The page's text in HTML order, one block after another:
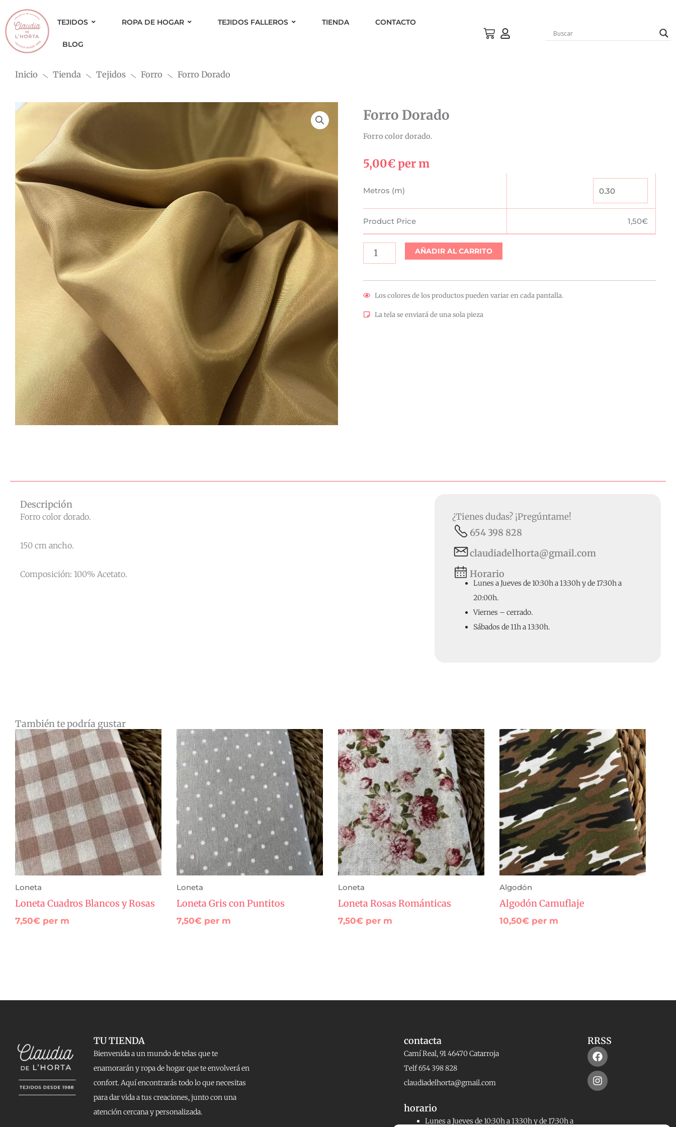
al
contenido
TEJIDOS ROPA DE HOGAR TEJIDOS FALLEROS TIENDA CONTACTO
BLOG
Inicio Tienda Tejidos Forro Forro Dorado
Forro Dorado
Forro color dorado.
5,00€per m
Metros (m)
Product Price 1,50€
Dorado
cantidad
AÑADIR AL CARRITO
Los colores de los productos pueden variar en cada pantalla.
La tela se enviará de una sola pieza
Descripción
Forro color dorado.
150 cm ancho.
Composición: 100% Acetato.
¿Tienes dudas? ¡Pregúntame!
654 398 828
claudiadelhorta@gmail.com
Horario
Lunes a Jueves de 10:30h a 13:30h y de 17:30h a
20:00h.
Viernes – cerrado.
Sábados de 11h a 13:30h.
También te podría gustar
Loneta
Loneta Cuadros Blancos y Rosas
7,50€ per m
Loneta
Loneta Gris con Puntitos
7,50€ per m
Loneta
Loneta Rosas Románticas
7,50€ per m
Algodón
Algodón Camuflaje
10,50€ per m
TU TIENDA
Bienvenida a un mundo de telas que te
enamorarán y ropa de hogar que te envolverá en
confort. Aquí encontrarás todo lo que necesitas
para dar vida a tus creaciones, junto con una
atención cercana y personalizada.
contacta
Camí Real, 91 46470 Catarroja
Telf 654 398 828
claudiadelhorta@gmail.com
horario
Lunes a Jueves de 10:30h a 13:30h y de 17:30h a
RRSS
Facebook
Instagram